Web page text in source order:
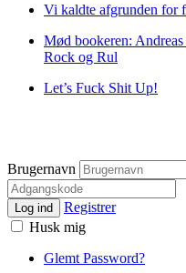
Vi kaldte afgrunden for
Mød bookeren: Andreas
Rock og Rul
Let’s Fuck Shit Up!
Brugernavn
Log ind
Registrer
Husk mig
Glemt Password?